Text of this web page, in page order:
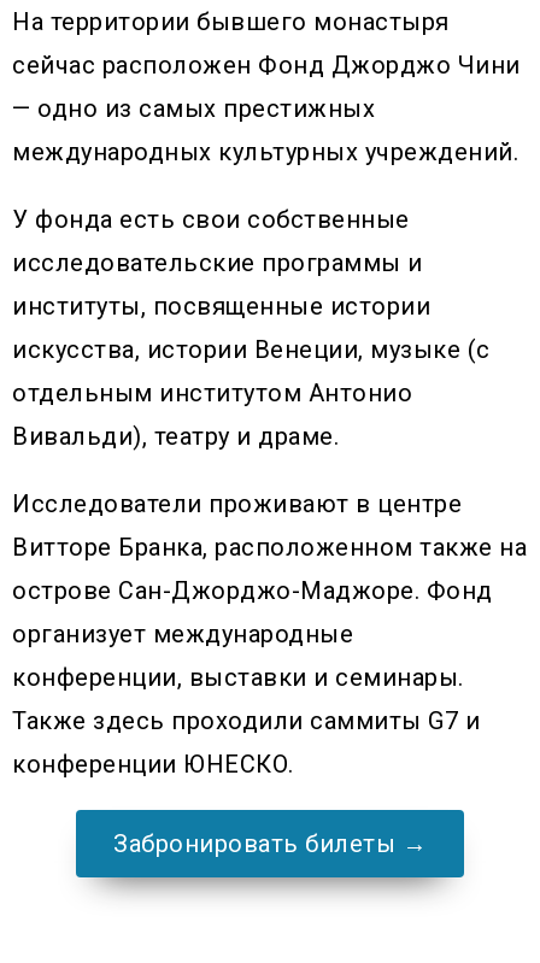
На территории бывшего монастыря
сейчас расположен Фонд Джорджо Чини
— одно из самых престижных
международных культурных учреждений.
У фонда есть свои собственные
исследовательские программы и
институты, посвященные истории
искусства, истории Венеции, музыке (с
отдельным институтом Антонио
Вивальди), театру и драме.
Исследователи проживают в центре
Витторе Бранка, расположенном также на
острове Сан-Джорджо-Маджоре. Фонд
организует международные
конференции, выставки и семинары.
Также здесь проходили саммиты G7 и
конференции ЮНЕСКО.
Забронировать билеты →